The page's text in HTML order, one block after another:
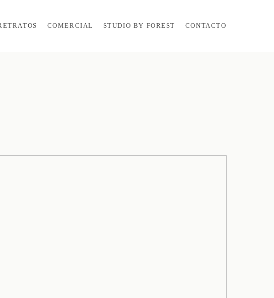
COMERCIAL STUDIO BY FOREST CONTACTO